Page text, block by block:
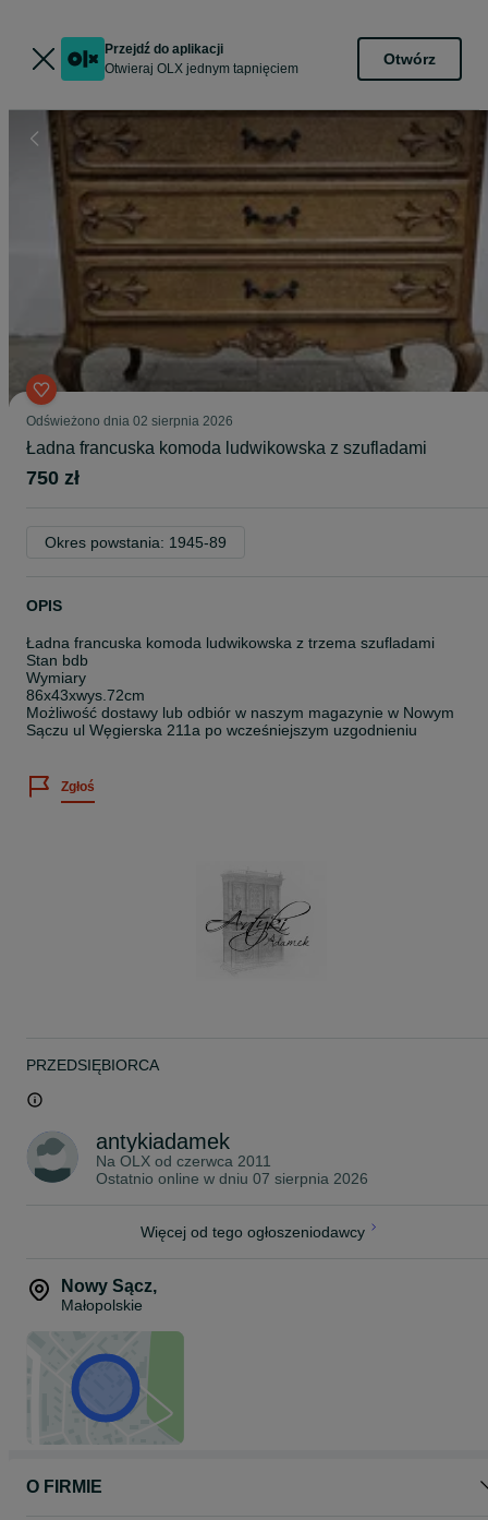
Przejdź do aplikacji
Otwieraj OLX jednym tapnięciem
Otwórz
Odświeżono dnia 02 sierpnia 2026
Ładna francuska komoda ludwikowska z szufladami
750 zł
Okres powstania: 1945-89
OPIS
Ładna francuska komoda ludwikowska z trzema szufladami
Stan bdb
Wymiary
86x43xwys.72cm
Możliwość dostawy lub odbiór w naszym magazynie w Nowym
Sączu ul Węgierska 211a po wcześniejszym uzgodnieniu
Zgłoś
PRZEDSIĘBIORCA
antykiadamek
Na OLX od czerwca 2011
Ostatnio online w dniu 07 sierpnia 2026
Więcej od tego ogłoszeniodawcy
Nowy Sącz,
Małopolskie
O FIRMIE